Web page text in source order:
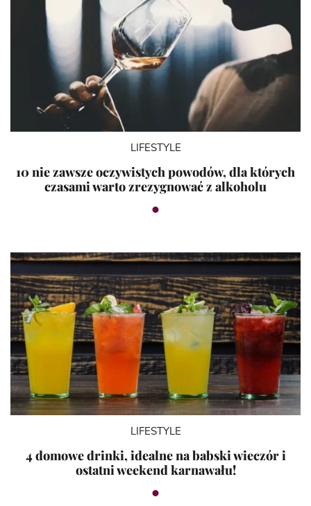
LIFESTYLE
10 nie zawsze oczywistych powodów, dla których
czasami warto zrezygnować z alkoholu
LIFESTYLE
4 domowe drinki, idealne na babski wieczór i
ostatni weekend karnawału!